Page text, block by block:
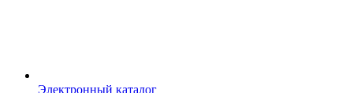
Электронный каталог